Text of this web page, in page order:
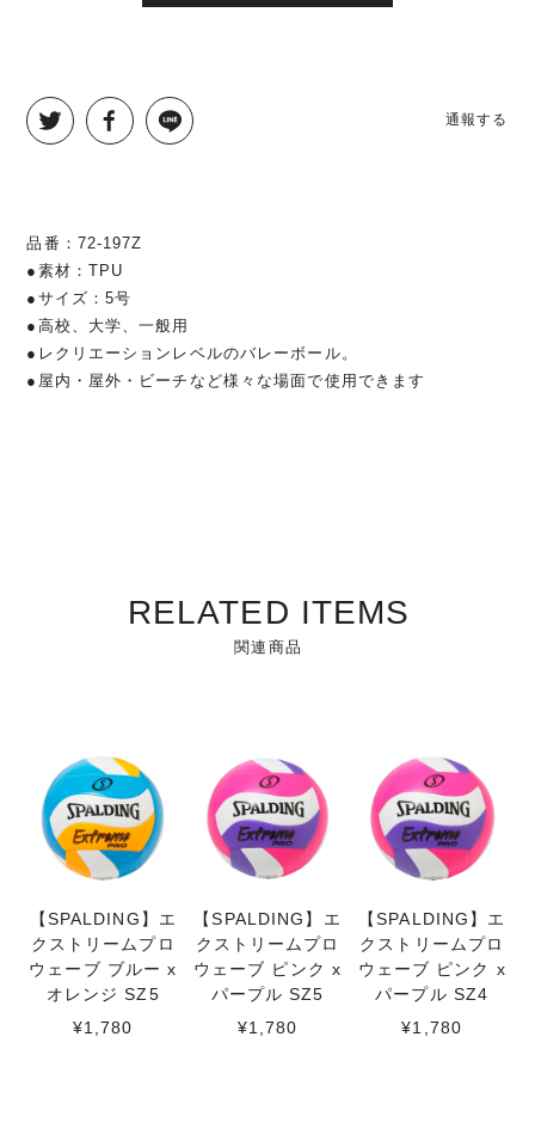
通報する
品番：72-197Z
●素材：TPU
●サイズ：5号
●高校、大学、一般用
●レクリエーションレベルのバレーボール。
●屋内・屋外・ビーチなど様々な場面で使用できます
RELATED ITEMS
関連商品
【SPALDING】エ
クストリームプロ
ウェーブ ブルー x
オレンジ SZ5
¥1,780
【SPALDING】エ
クストリームプロ
ウェーブ ピンク x
パープル SZ5
¥1,780
【SPALDING】エ
クストリームプロ
ウェーブ ピンク x
パープル SZ4
¥1,780